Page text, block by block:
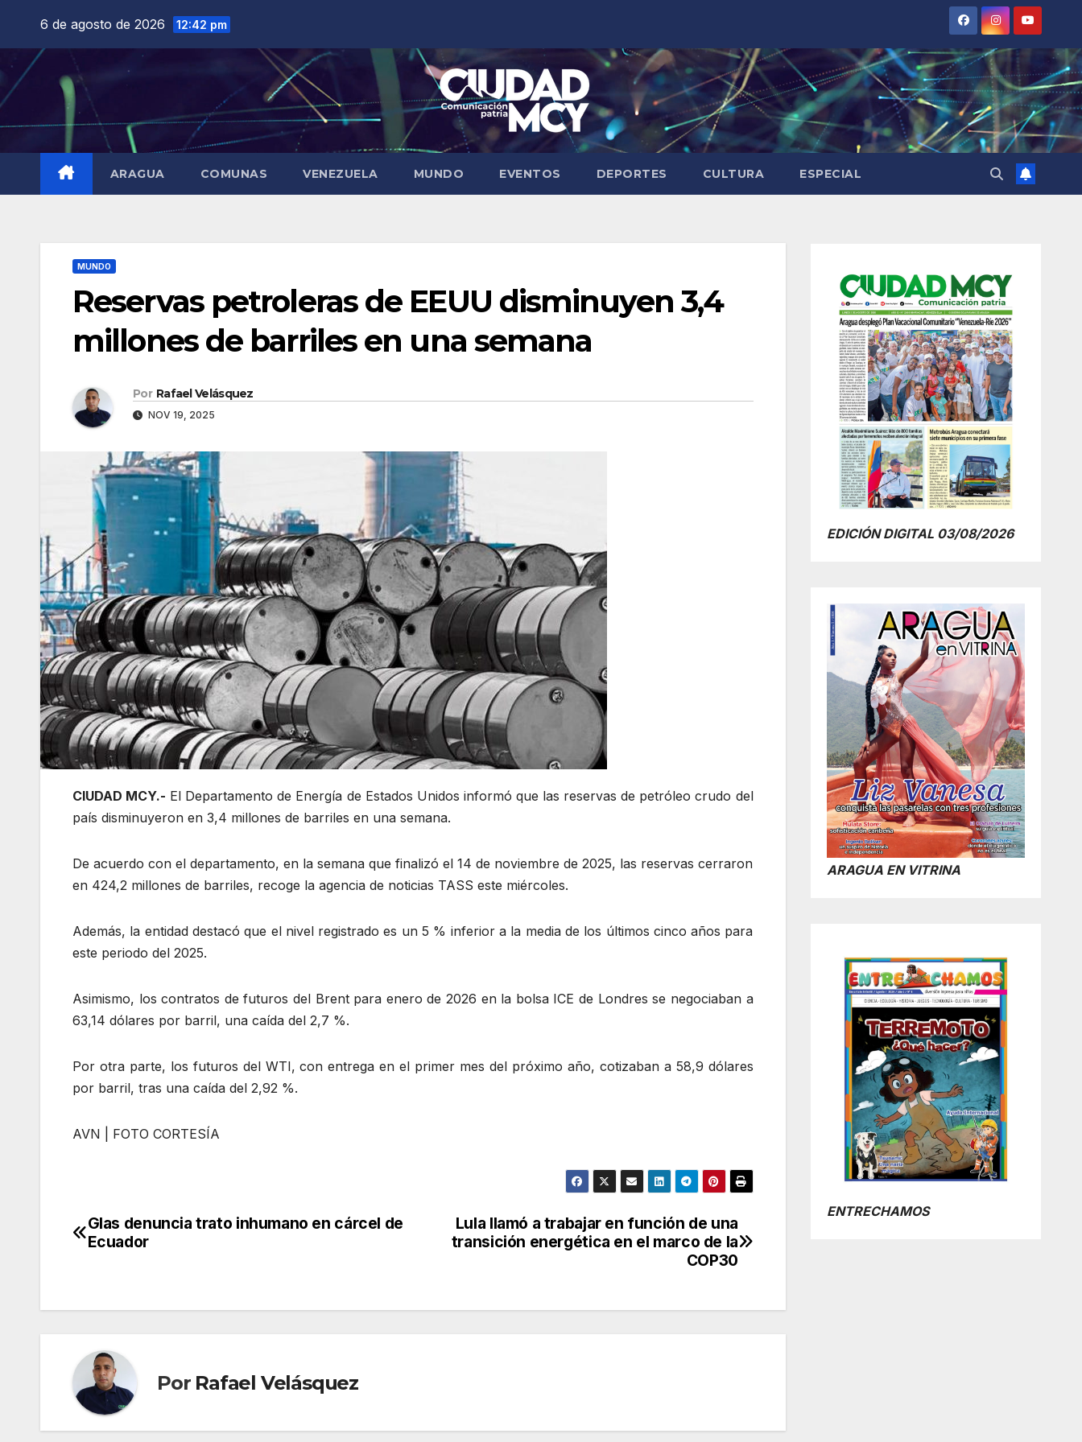
contenido
6 de agosto de 2026 12:42 pm
ARAGUA COMUNAS VENEZUELA MUNDO EVENTOS DEPORTES CULTURA ESPECIAL
MUNDO
Reservas petroleras de EEUU disminuyen 3,4
millones de barriles en una semana
Por Rafael Velásquez
NOV 19, 2025
CIUDAD MCY.- El Departamento de Energía de Estados Unidos informó que las reservas de petróleo crudo del
país disminuyeron en 3,4 millones de barriles en una semana.
De acuerdo con el departamento, en la semana que finalizó el 14 de noviembre de 2025, las reservas cerraron
en 424,2 millones de barriles, recoge la agencia de noticias TASS este miércoles.
Además, la entidad destacó que el nivel registrado es un 5 % inferior a la media de los últimos cinco años para
este periodo del 2025.
Asimismo, los contratos de futuros del Brent para enero de 2026 en la bolsa ICE de Londres se negociaban a
63,14 dólares por barril, una caída del 2,7 %.
Por otra parte, los futuros del WTI, con entrega en el primer mes del próximo año, cotizaban a 58,9 dólares
por barril, tras una caída del 2,92 %.
AVN | FOTO CORTESÍA
Navegación
Lula llamó a trabajar en función de una
transición energética en el marco de la
COP30
Glas denuncia trato inhumano en cárcel de
Ecuador
Por Rafael Velásquez
EDICIÓN DIGITAL 03/08/2026
ARAGUA EN VITRINA
ENTRECHAMOS